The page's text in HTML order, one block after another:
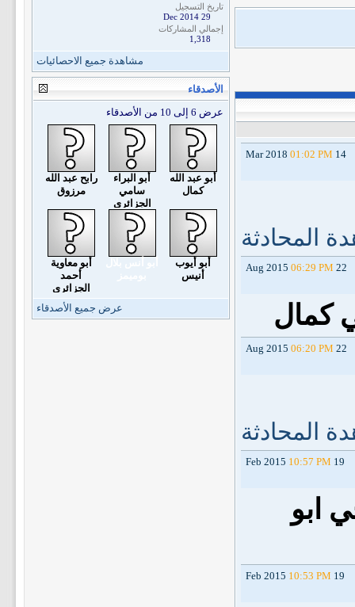
14 Mar 2018
01:02 PM
المحادثة
22 Aug 2015
06:29 PM
كمال
22 Aug 2015
06:20 PM
المحادثة
19 Feb 2015
10:57 PM
ابو
19 Feb 2015
10:53 PM
تاريخ التسجيل
29 Dec 2014
إجمالي المشاركات
1,318
مشاهدة جميع الاحصائيات
الأصدقاء
عرض 6 إلى 10 من الأصدقاء
أبو عبد الله
كمال
أبو البراء
سامي
الجزائري
رابح عبد الله
مرزوق
أبو أيوب
أنيس
أبو معاوية
أحمد
الجزائري
عرض جميع الأصدقاء